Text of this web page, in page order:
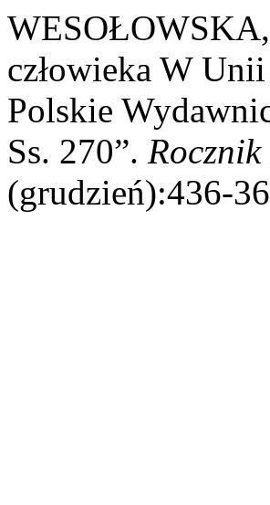
WESOŁOWSKA,
człowieka W
Polskie
Ss. 270”.
(grudzień):436-